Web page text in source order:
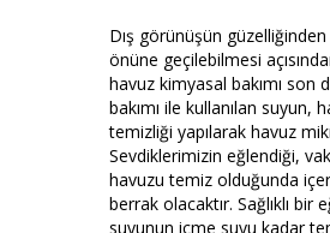
Dış görünüşün güzelliğinden
önüne geçilebilmesi
havuz kimyasal bakımı son
bakımı ile kullanılan suyun,
temizliği yapılarak havuz
Sevdiklerimizin eğlendiği,
havuzu temiz olduğunda
berrak olacaktır. Sağlıklı bir
suyunun içme suyu kadar